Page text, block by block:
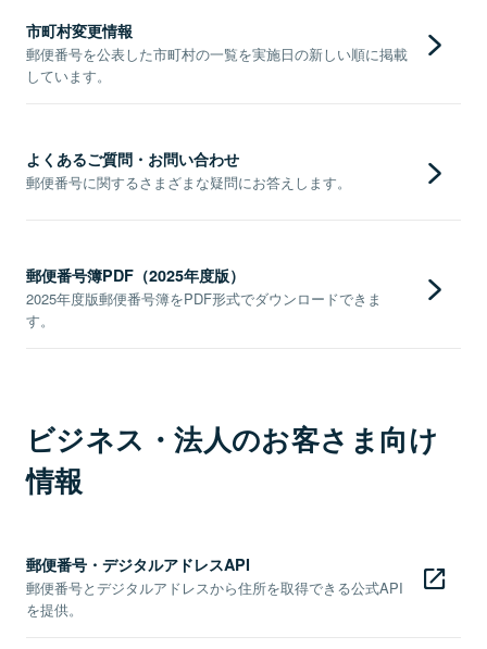
市町村変更情報
郵便番号を公表した市町村の一覧を実施日の新しい順に掲載
しています。
よくあるご質問・お問い合わせ
郵便番号に関するさまざまな疑問にお答えします。
郵便番号簿PDF（2025年度版）
2025年度版郵便番号簿をPDF形式でダウンロードできま
す。
ビジネス・法人のお客さま向け
情報
郵便番号・デジタルアドレスAPI
郵便番号とデジタルアドレスから住所を取得できる公式API
を提供。